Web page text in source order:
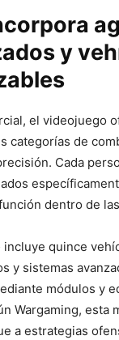
y
el videojuego
categorías de
Cada
dentro de
quince
y sistemas
módulos y
Wargaming, esta
a estrategias